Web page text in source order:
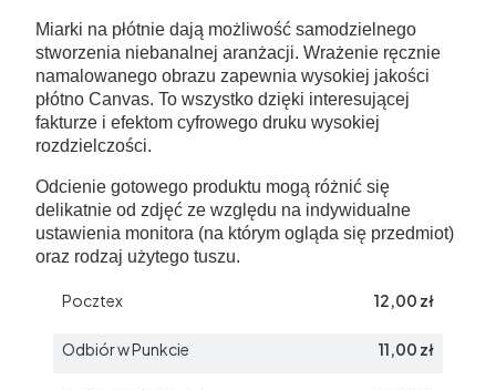
Miarki na płótnie dają możliwość samodzielnego
stworzenia niebanalnej aranżacji. Wrażenie ręcznie
namalowanego obrazu zapewnia wysokiej jakości
płótno Canvas. To wszystko dzięki interesującej
fakturze i efektom cyfrowego druku wysokiej
rozdzielczości.
Odcienie gotowego produktu mogą różnić się
delikatnie od zdjęć ze względu na indywidualne
ustawienia monitora (na którym ogląda się przedmiot)
oraz rodzaj użytego tuszu.
Pocztex 12,00 zł
Odbiór w Punkcie 11,00 zł